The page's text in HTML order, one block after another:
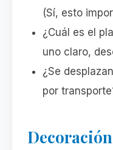
(Sí, esto
¿Cuál es el
uno claro,
¿Se
por